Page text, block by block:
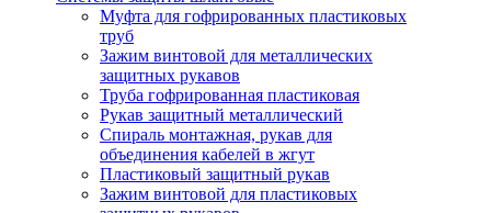
Муфта для гофрированных пластиковых
труб
Зажим винтовой для металлических
защитных рукавов
Труба гофрированная пластиковая
Рукав защитный металлический
Спираль монтажная, рукав для
объединения кабелей в жгут
Пластиковый защитный рукав
Зажим винтовой для пластиковых